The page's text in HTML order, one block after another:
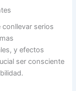
serios
y efectos
ser consciente